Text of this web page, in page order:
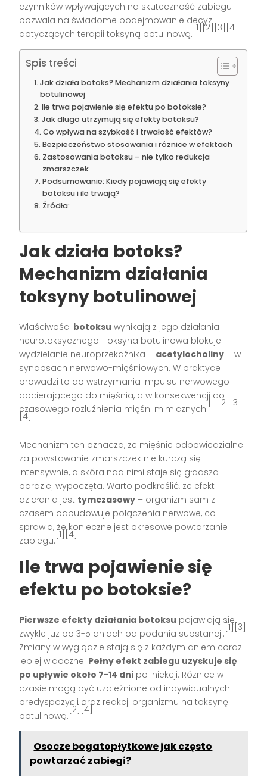
czynników wpływających na skuteczność zabiegu
pozwala na świadome podejmowanie decyzji
dotyczących terapii toksyną botulinową.
[1][2][3][4]
Spis treści
Jak działa botoks? Mechanizm działania toksyny
botulinowej
Ile trwa pojawienie się efektu po botoksie?
Jak długo utrzymują się efekty botoksu?
Co wpływa na szybkość i trwałość efektów?
Bezpieczeństwo stosowania i różnice w efektach
Zastosowania botoksu – nie tylko redukcja
zmarszczek
Podsumowanie: Kiedy pojawiają się efekty
botoksu i ile trwają?
Źródła:
Jak działa botoks?
Mechanizm działania
toksyny botulinowej
Właściwości botoksu wynikają z jego działania
neurotoksycznego. Toksyna botulinowa blokuje
wydzielanie neuroprzekaźnika – acetylocholiny – w
synapsach nerwowo-mięśniowych. W praktyce
prowadzi to do wstrzymania impulsu nerwowego
docierającego do mięśnia, a w konsekwencji do
czasowego rozluźnienia mięśni mimicznych.
[1][2][3]
[4]
Mechanizm ten oznacza, że mięśnie odpowiedzialne
za powstawanie zmarszczek nie kurczą się
intensywnie, a skóra nad nimi staje się gładsza i
bardziej wypoczęta. Warto podkreślić, że efekt
działania jest tymczasowy – organizm sam z
czasem odbudowuje połączenia nerwowe, co
sprawia, że konieczne jest okresowe powtarzanie
zabiegu.
[1][4]
Ile trwa pojawienie się
efektu po botoksie?
Pierwsze efekty działania botoksu pojawiają się
zwykle już po 3-5 dniach od podania substancji.
[1][3]
Zmiany w wyglądzie stają się z każdym dniem coraz
lepiej widoczne. Pełny efekt zabiegu uzyskuje się
po upływie około 7-14 dni po iniekcji. Różnice w
czasie mogą być uzależnione od indywidualnych
predyspozycji oraz reakcji organizmu na toksynę
botulinową.
[2][4]
Osocze bogatopłytkowe jak często
powtarzać zabiegi?